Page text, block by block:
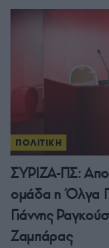
ΠΟΛΙΤΙΚΗ
ΣΥΡΙΖΑ-ΠΣ:
ομάδα η Όλγα
Γιάννης
Ζαμπάρας